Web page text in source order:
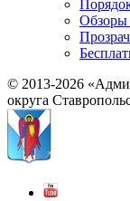
Обзоры
© 2013-2026
округа